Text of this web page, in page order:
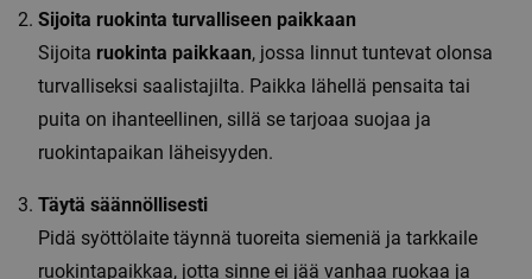
Sijoita ruokinta turvalliseen paikkaan
Sijoita ruokinta paikkaan, jossa linnut tuntevat olonsa
turvalliseksi saalistajilta. Paikka lähellä pensaita tai
puita on ihanteellinen, sillä se tarjoaa suojaa ja
ruokintapaikan läheisyyden.
Täytä säännöllisesti
Pidä syöttölaite täynnä tuoreita siemeniä ja tarkkaile
ruokintapaikkaa, jotta sinne ei jää vanhaa ruokaa ja